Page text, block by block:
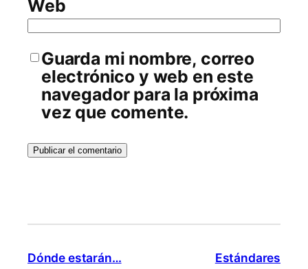
Web
Guarda mi nombre, correo
electrónico y web en este
navegador para la próxima
vez que comente.
Dónde estarán… Estándares